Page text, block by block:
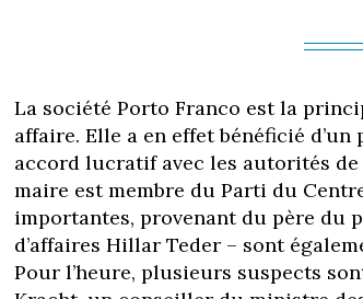
La société Porto Franco est la
affaire. Elle a en effet bénéficié
accord lucratif avec les autorités
maire est membre du Parti du
importantes, provenant du père du
d’affaires Hillar Teder – sont
Pour l’heure, plusieurs suspects